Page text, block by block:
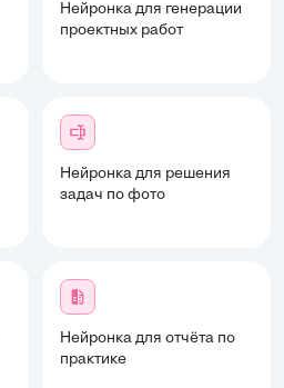
Нейронка для генерации
проектных работ
Нейронка для решения
задач по фото
Нейронка для отчёта по
практике